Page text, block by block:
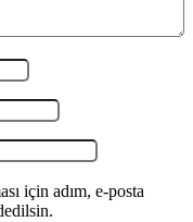
için adım, e-posta